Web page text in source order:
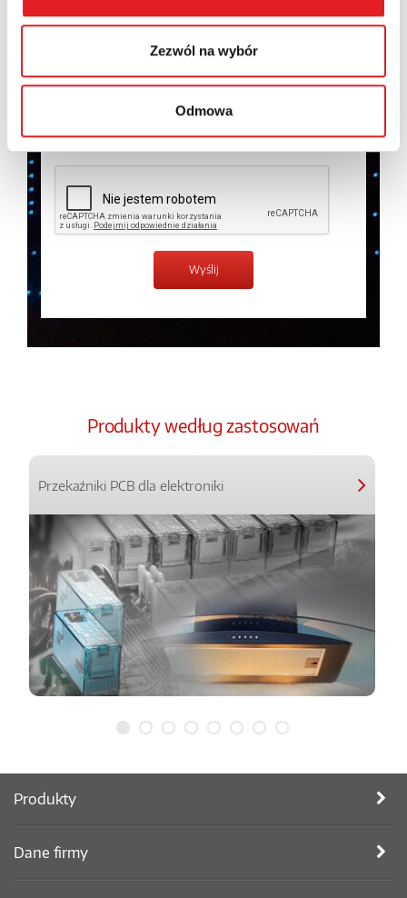
Zezwól na wybór
Odmowa
Wyrażam zgodę na przetwarzanie moich danych
osobowych przez Relpol S.A. Więcej informacji na
temat przetwarzania danych osobowych wPolityce
Zapoznałem z treściąPolityki Prywatności*
Produkty według zastosowań
Przekaźniki PCB dla elektroniki
Produkty
Dane firmy